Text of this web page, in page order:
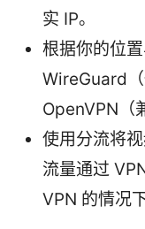
实 IP。
根据你的位
WireGuard
OpenVPN（
使用分流将
流量通过
VPN 的情况